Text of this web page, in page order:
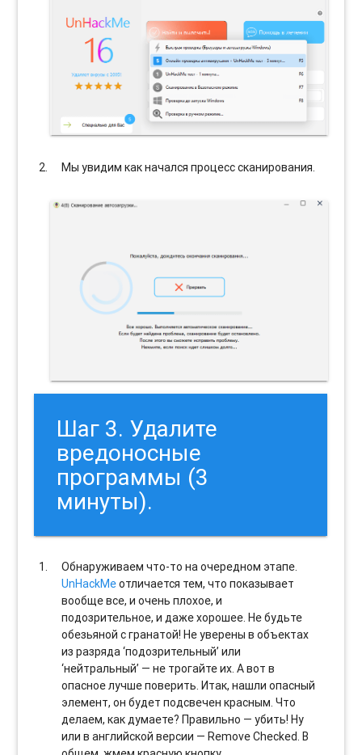
Мы увидим как начался процесс сканирования.
Шаг 3. Удалите
вредоносные
программы (3
минуты).
Обнаруживаем что-то на очередном этапе.
UnHackMeотличается тем, что показывает
вообще все, и очень плохое, и
подозрительное, и даже хорошее. Не будьте
обезьяной с гранатой! Не уверены в объектах
из разряда ‘подозрительный’ или
‘нейтральный’ — не трогайте их. А вот в
опасное лучше поверить. Итак, нашли опасный
элемент, он будет подсвечен красным. Что
делаем, как думаете? Правильно — убить! Ну
или в английской версии — Remove Checked. В